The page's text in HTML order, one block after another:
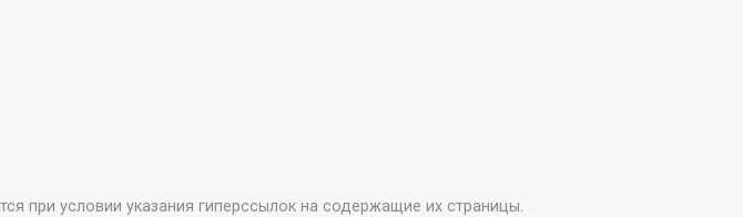
при условии указания гиперссылок на содержащие их страницы.